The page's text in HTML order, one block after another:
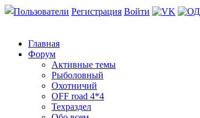
Пользователи Регистрация Войти
Главная
Форум
Активные темы
Рыболовный
Охотничий
OFF road 4*4
Техраздел